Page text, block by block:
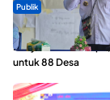
Publik
ABDESI Morotai
Penyaluran ADD
untuk 88 Desa